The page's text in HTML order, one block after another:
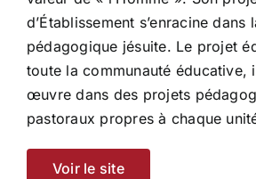
d’Établissement s’enracine dans
pédagogique jésuite. Le projet
toute la communauté éducative,
œuvre dans des projets
pastoraux propres à chaque
Voir le site